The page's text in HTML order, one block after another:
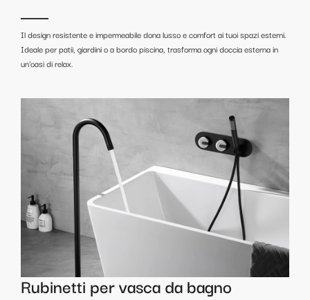
Il design resistente e impermeabile dona lusso e comfort ai tuoi spazi esterni.
Ideale per patii, giardini o a bordo piscina, trasforma ogni doccia esterna in
un'oasi di relax.
Rubinetti per vasca da bagno